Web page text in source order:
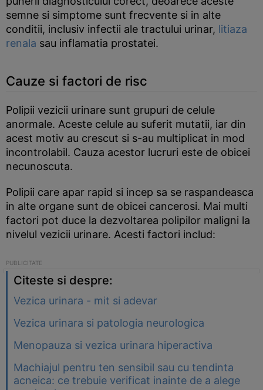
semne si simptome sunt frecvente si in alte
conditii, inclusiv infectii ale tractului urinar, litiaza
renala sau inflamatia prostatei.
Cauze si factori de risc
Polipii vezicii urinare sunt grupuri de celule
anormale. Aceste celule au suferit mutatii, iar din
acest motiv au crescut si s-au multiplicat in mod
incontrolabil. Cauza acestor lucruri este de obicei
necunoscuta.
Polipii care apar rapid si incep sa se raspandeasca
in alte organe sunt de obicei cancerosi. Mai multi
factori pot duce la dezvoltarea polipilor maligni la
nivelul vezicii urinare. Acesti factori includ:
Citeste si despre:
Vezica urinara - mit si adevar
Vezica urinara si patologia neurologica
Menopauza si vezica urinara hiperactiva
Machiajul pentru ten sensibil sau cu tendinta
acneica: ce trebuie verificat inainte de a alege